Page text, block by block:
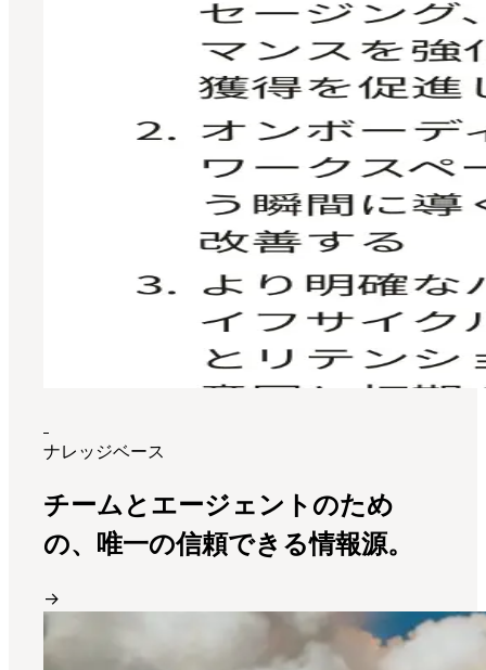
ナレッジベース
チームとエージェントのため
の、唯一の信頼できる情報源。
→